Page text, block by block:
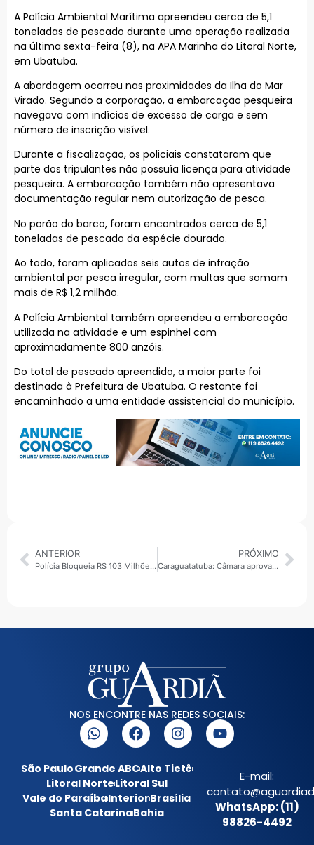
A Polícia Ambiental Marítima apreendeu cerca de 5,1
toneladas de pescado durante uma operação realizada
na última sexta-feira (8), na APA Marinha do Litoral Norte,
em Ubatuba.
A abordagem ocorreu nas proximidades da Ilha do Mar
Virado. Segundo a corporação, a embarcação pesqueira
navegava com indícios de excesso de carga e sem
número de inscrição visível.
Durante a fiscalização, os policiais constataram que
parte dos tripulantes não possuía licença para atividade
pesqueira. A embarcação também não apresentava
documentação regular nem autorização de pesca.
No porão do barco, foram encontrados cerca de 5,1
toneladas de pescado da espécie dourado.
Ao todo, foram aplicados seis autos de infração
ambiental por pesca irregular, com multas que somam
mais de R$ 1,2 milhão.
A Polícia Ambiental também apreendeu a embarcação
utilizada na atividade e um espinhel com
aproximadamente 800 anzóis.
Do total de pescado apreendido, a maior parte foi
destinada à Prefeitura de Ubatuba. O restante foi
encaminhado a uma entidade assistencial do município.
ANTERIOR
Polícia Bloqueia R$ 103 Milhões em Megaoperação e Câmeras de Reconhecimento Facial Chegam à Fonte Nova
PRÓXIMO
Caraguatatuba: Câmara aprova Refis 2026 e projetos sobre cemitérios verticais e regularização de imóveis
NOS ENCONTRE NAS REDES SOCIAIS:
São PauloGrande ABCAlto Tietê
Litoral NorteLitoral Sul
Vale do ParaíbaInteriorBrasília
Santa CatarinaBahia
E-mail:
WhatsApp: (11)
98826-4492